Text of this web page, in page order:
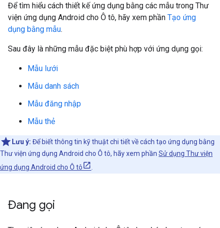
Để tìm hiểu cách thiết kế ứng dụng bằng các mẫu trong Thư
viện ứng dụng Android cho Ô tô, hãy xem phần Tạo ứng
dụng bằng mẫu.
Sau đây là những mẫu đặc biệt phù hợp với ứng dụng gọi:
Mẫu lưới
Mẫu danh sách
Mẫu đăng nhập
Mẫu thẻ
Lưu ý: Để biết thông tin kỹ thuật chi tiết về cách tạo ứng dụng bằng
Thư viện ứng dụng Android cho Ô tô, hãy xem phần Sử dụng Thư viện
ứng dụng Android cho Ô tô
Đang gọi